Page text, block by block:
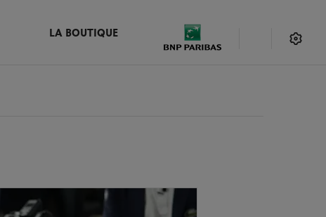
LA BOUTIQUE